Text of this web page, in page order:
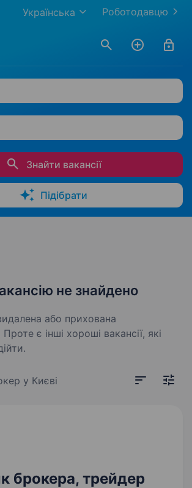
Роботодавцю
Українська
Знайти вакансії
Підібрати
не знайдено
або прихована
є інші хороші вакансії, які
у Києві
брокера, трейдер